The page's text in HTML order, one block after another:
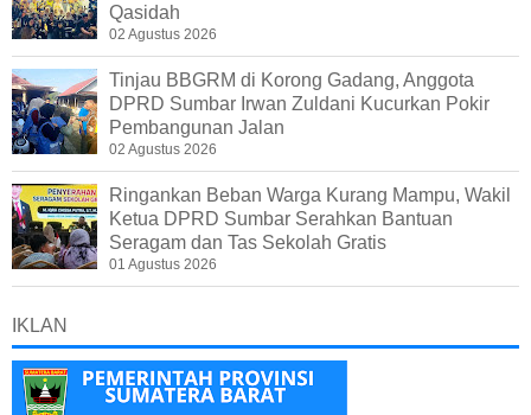
Qasidah
02 Agustus 2026
Tinjau BBGRM di Korong Gadang, Anggota
DPRD Sumbar Irwan Zuldani Kucurkan Pokir
Pembangunan Jalan
02 Agustus 2026
Ringankan Beban Warga Kurang Mampu, Wakil
Ketua DPRD Sumbar Serahkan Bantuan
Seragam dan Tas Sekolah Gratis
01 Agustus 2026
IKLAN